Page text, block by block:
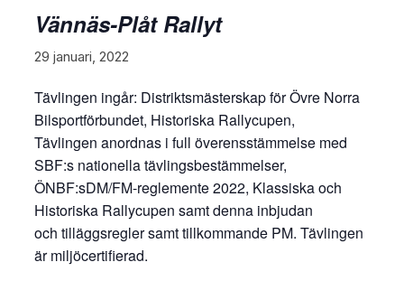
Vännäs-Plåt Rallyt
29 januari, 2022
Tävlingen ingår: Distriktsmästerskap för Övre Norra
Bilsportförbundet, Historiska Rallycupen,
Tävlingen anordnas i full överensstämmelse med
SBF:s nationella tävlingsbestämmelser,
ÖNBF:sDM/FM-reglemente 2022, Klassiska och
Historiska Rallycupen samt denna inbjudan
och tilläggsregler samt tillkommande PM. Tävlingen
är miljöcertifierad.